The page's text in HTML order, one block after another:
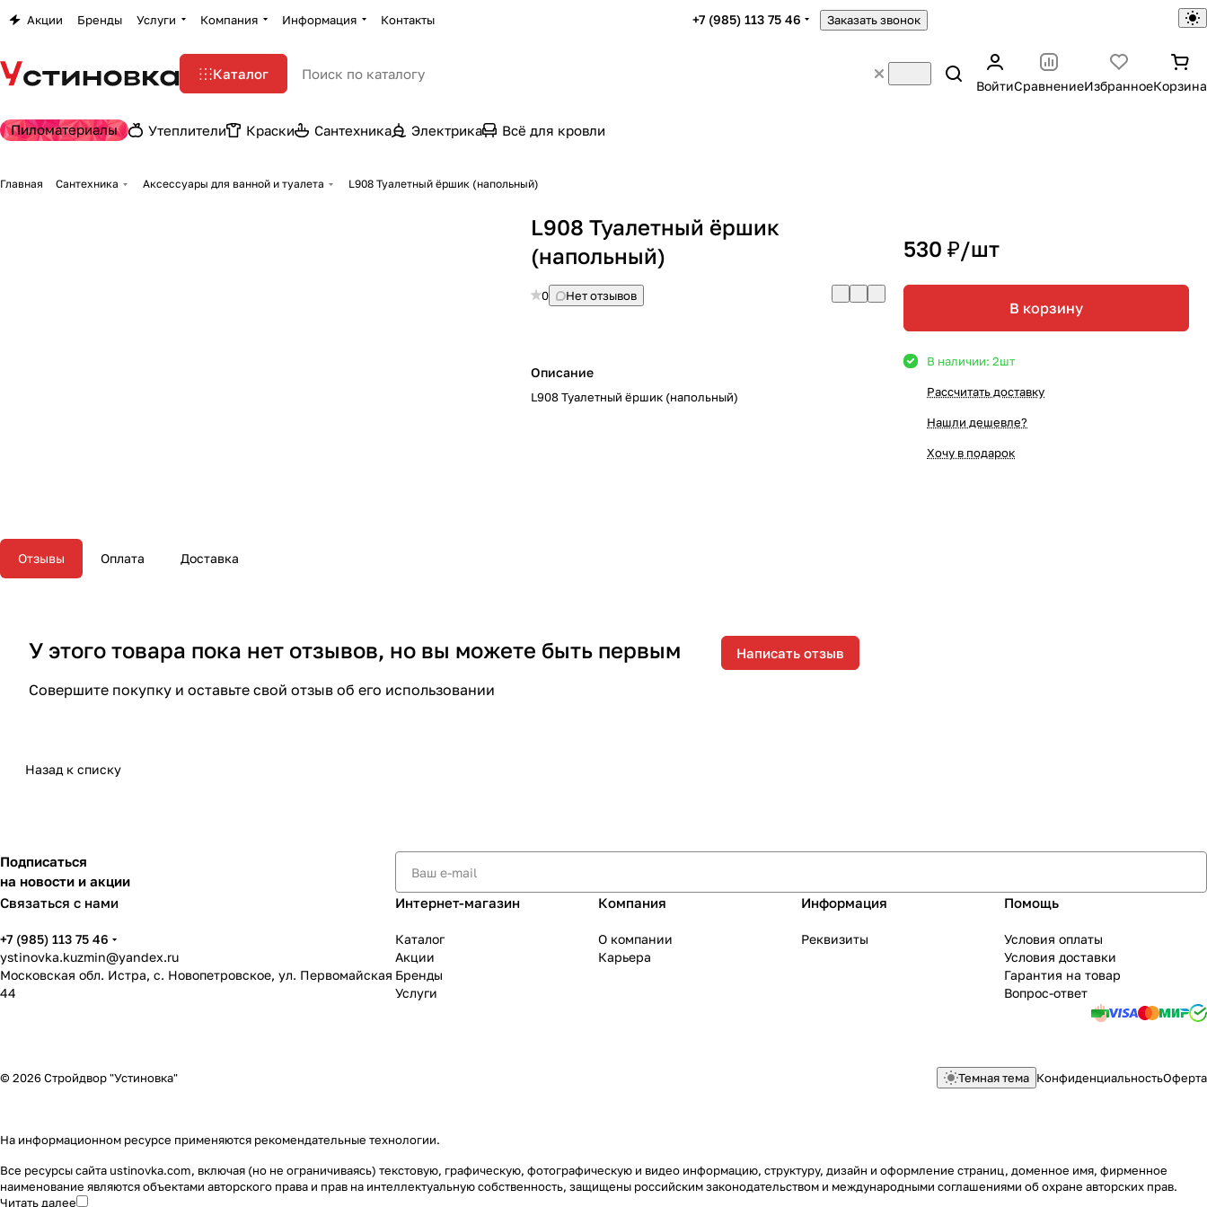
Акции Бренды Услуги Компания Информация Контакты +7 (985) 113 75 46 Заказать звонок
Каталог
ВойтиСравнениеИзбранноеКорзина
Пиломатериалы Утеплители Краски Сантехника Электрика Всё для кровли
Главная Сантехника Аксессуары для ванной и туалета L908 Туалетный ёршик (напольный)
L908 Туалетный ёршик
(напольный)
0 Нет отзывов
Описание
L908 Туалетный ёршик (напольный)
530 ₽/шт
В корзину
В наличии: 2шт
Рассчитать доставку
Нашли дешевле?
Хочу в подарок
Отзывы Оплата Доставка
У этого товара пока нет отзывов, но вы можете быть первым
Совершите покупку и оставьте свой отзыв об его использовании
Написать отзыв
Назад к списку
Подписаться
на новости и акции
Связаться с нами
+7 (985) 113 75 46
ystinovka.kuzmin@yandex.ru
Московская обл. Истра, с. Новопетровское, ул. Первомайская
44
Интернет-магазин
Каталог
Акции
Бренды
Услуги
Компания
О компании
Карьера
Информация
Реквизиты
Помощь
Условия оплаты
Условия доставки
Гарантия на товар
Вопрос-ответ
© 2026 Стройдвор "Устиновка" Темная тема КонфиденциальностьОферта
На информационном ресурсе применяются рекомендательные технологии.
Все ресурсы сайта ustinovka.com, включая (но не ограничиваясь) текстовую, графическую, фотографическую и видео информацию, структуру, дизайн и оформление страниц, доменное имя, фирменное
наименование являются объектами авторского права и прав на интеллектуальную собственность, защищены российским законодательством и международными соглашениями об охране авторских прав.
Читать далее